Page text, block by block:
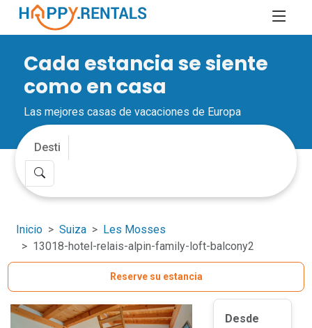
Cada estancia se siente
como en casa
Las mejores casas de vacaciones de Europa
Inicio Suiza
Les Mosses
13018-hotel-relais-alpin-family-loft-balcony2
Reserve su estancia
Desde